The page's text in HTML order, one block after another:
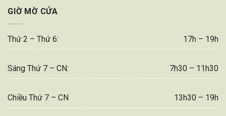
GIỜ MỜ CỬA
Thứ 2 – Thứ 6: 17h – 19h
Sáng Thứ 7 – CN: 7h30 – 11h30
Chiều Thứ 7 – CN 13h30 – 19h